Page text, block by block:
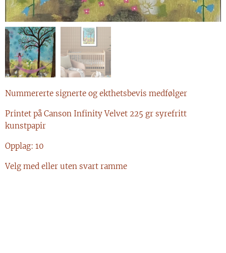
Nummererte signerte og ekthetsbevis medfølger
Printet på Canson Infinity Velvet 225 gr syrefritt
kunstpapir
Opplag: 10
Velg med eller uten svart ramme